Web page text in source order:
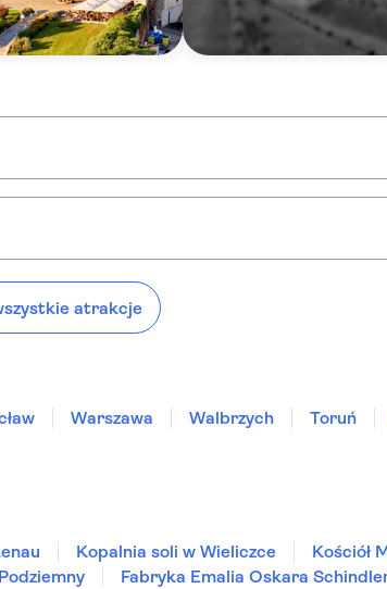
atrakcje
Warszawa Walbrzych Toruń
Kopalnia soli w Wieliczce
Kościół
Fabryka Emalia Oskara